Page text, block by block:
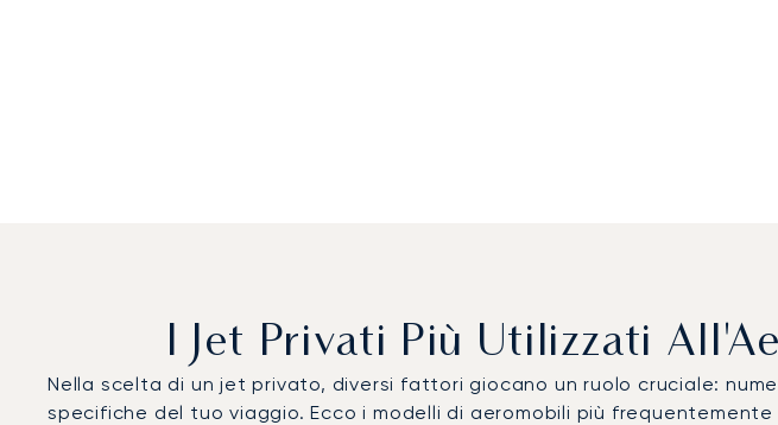
I Jet Privati Più Utilizzati
Nella scelta di un jet privato, diversi fattori giocano un ruolo cruciale:
specifiche del tuo viaggio. Ecco i modelli di aeromobili più